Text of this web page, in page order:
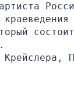
Крейслера,